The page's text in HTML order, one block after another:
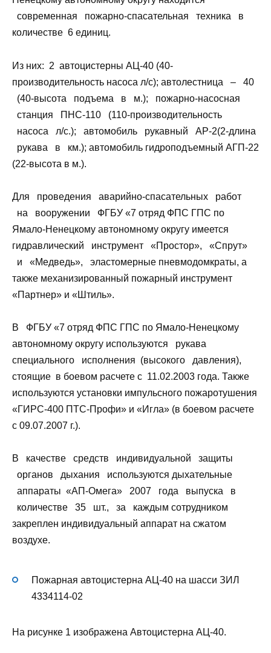
современная пожарно-спасательная техника в
количестве 6 единиц.
Из них: 2 автоцистерны АЦ-40 (40-
производительность насоса л/с); автолестница – 40
(40-высота подъема в м.); пожарно-насосная
станция ПНС-110 (110-производительность
насоса л/с.); автомобиль рукавный АР-2(2-длина
рукава в км.); автомобиль гидроподъемный АГП-22
(22-высота в м.).
Для проведения аварийно-спасательных работ
на вооружении ФГБУ «7 отряд ФПС ГПС по
Ямало-Ненецкому автономному округу имеется
гидравлический инструмент «Простор», «Спрут»
и «Медведь», эластомерные пневмодомкраты, а
также механизированный пожарный инструмент
«Партнер» и «Штиль».
В ФГБУ «7 отряд ФПС ГПС по Ямало-Ненецкому
автономному округу используются рукава
специального исполнения (высокого давления),
стоящие в боевом расчете с 11.02.2003 года. Также
используются установки импульсного пожаротушения
«ГИРС-400 ПТС-Профи» и «Игла» (в боевом расчете
с 09.07.2007 г.).
В качестве средств индивидуальной защиты
органов дыхания используются дыхательные
аппараты «АП-Омега» 2007 года выпуска в
количестве 35 шт., за каждым сотрудником
закреплен индивидуальный аппарат на сжатом
воздухе.
Пожарная автоцистерна АЦ-40 на шасси ЗИЛ
4334114-02
На рисунке 1 изображена Автоцистерна АЦ-40.